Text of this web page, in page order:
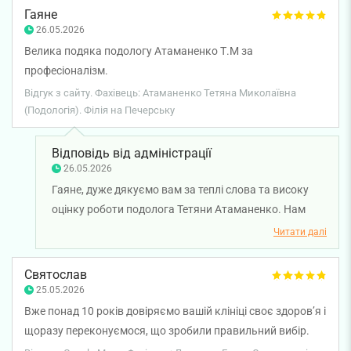
Гаяне
26.05.2026
Велика подяка подологу Атаманенко Т.М за
професіоналізм.
Відгук з сайту. Фахівець: Атаманенко Тетяна Миколаївна
(Подологія). Філія на Печерську
Відповідь від адміністрації
26.05.2026
Гаяне, дуже дякуємо вам за теплі слова та високу
оцінку роботи подолога Тетяни Атаманенко. Нам
дуже приємно, що ви відзначили професіоналізм
спеціаліста. Бажаємо вам міцного здоров'я!
Читати далі
Святослав
25.05.2026
Вже понад 10 років довіряємо вашій клініці своє здоров’я і
щоразу переконуємося, що зробили правильний вибір.